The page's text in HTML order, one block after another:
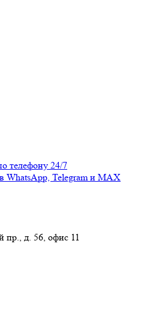
телефону 24/7
WhatsApp, Telegram и MAX
пр., д. 56, офис 11